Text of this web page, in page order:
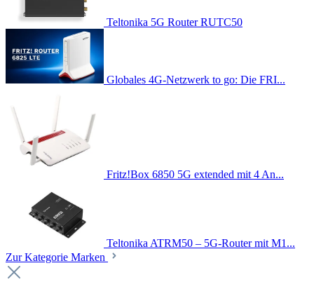
Teltonika 5G Router RUTC50
Globales 4G-Netzwerk to go: Die FRI...
Fritz!Box 6850 5G extended mit 4 An...
Teltonika ATRM50 – 5G-Router mit M1...
Zur Kategorie Marken